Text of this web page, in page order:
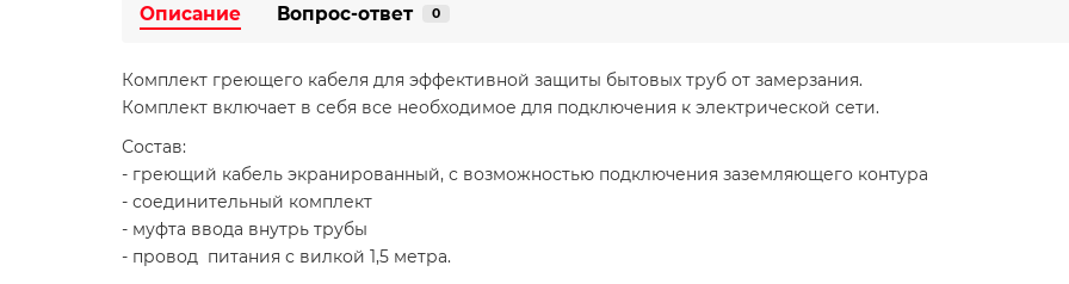
Описание Вопрос-ответ 0
Комплект греющего кабеля для эффективной защиты бытовых труб от замерзания.
Комплект включает в себя все необходимое для подключения к электрической сети.
Состав:
- греющий кабель экранированный, с возможностью подключения заземляющего контура
- соединительный комплект
- муфта ввода внутрь трубы
- провод питания с вилкой 1,5 метра.